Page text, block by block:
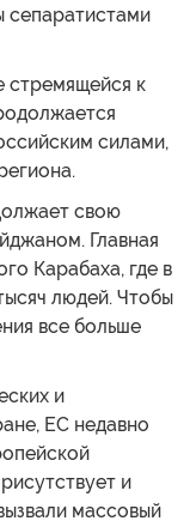
стремящейся к
силами,
свою
Главная
Карабаха, где в
людей. Чтобы
все больше
и
ЕС недавно
и
массовый